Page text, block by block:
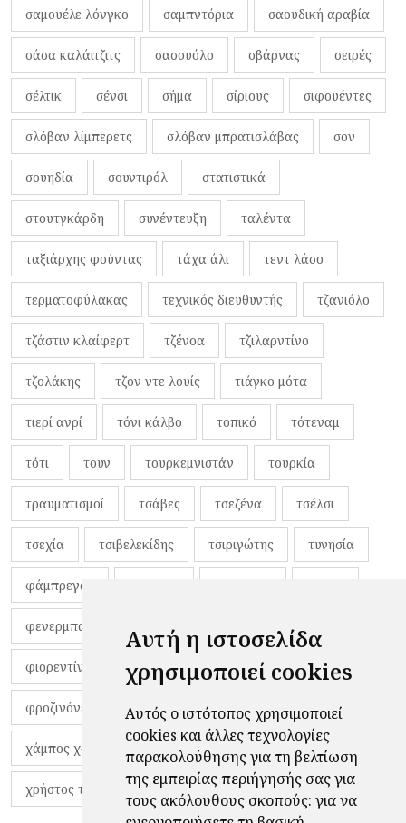
Αυτή η ιστοσελίδα
χρησιμοποιεί cookies
Αυτός ο ιστότοπος χρησιμοποιεί
cookies και άλλες τεχνολογίες
παρακολούθησης για τη βελτίωση
της εμπειρίας περιήγησής σας για
τους ακόλουθους σκοπούς: για να
σαμουέλε λόνγκο σαμπντόρια σαουδική αραβία
σάσα καλάιτζιτς σασουόλο σβάρνας σειρές
σέλτικ σένσι σήμα σίριους σιφουέντες
σλόβαν λίμπερετς σλόβαν μπρατισλάβας σον
σουηδία σουντιρόλ στατιστικά
στουτγκάρδη συνέντευξη ταλέντα
ταξιάρχης φούντας τάχα άλι τεντ λάσο
τερματοφύλακας τεχνικός διευθυντής τζανιόλο
τζάστιν κλαίφερτ τζένοα τζιλαρντίνο
τζολάκης τζον ντε λουίς τιάγκο μότα
τιερί ανρί τόνι κάλβο τοπικό τότεναμ
τότι τουν τουρκεμνιστάν τουρκία
τραυματισμοί τσάβες τσεζένα τσέλσι
τσεχία τσιβελεκίδης τσιριγώτης τυνησία
φάμπρεγας
φενερμπαχτσέ φερνάντο τόρες φίλαθλοι
φιορεντίνα φιρμίνο φρανκ ντε μπουρ
φροζινόνε φωκικός χαβίτο
χάμπος χαραλάμπους χάρι πότερ
χρήστος τζόλης